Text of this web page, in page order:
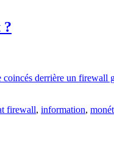
?
derrière un
firewall, information,